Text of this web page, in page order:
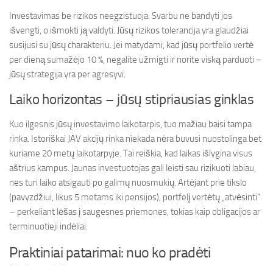
Investavimas be rizikos neegzistuoja. Svarbu ne bandyti jos
išvengti, o išmokti ją valdyti. Jūsų rizikos tolerancija yra glaudžiai
susijusi su jūsų charakteriu. Jei matydami, kad jūsų portfelio vertė
per dieną sumažėjo 10 %, negalite užmigti ir norite viską parduoti –
jūsų strategija yra per agresyvi.
Laiko horizontas – jūsų stipriausias ginklas
Kuo ilgesnis jūsų investavimo laikotarpis, tuo mažiau baisi tampa
rinka. Istoriškai JAV akcijų rinka niekada nėra buvusi nuostolinga bet
kuriame 20 metų laikotarpyje. Tai reiškia, kad laikas išlygina visus
aštrius kampus. Jaunas investuotojas gali leisti sau rizikuoti labiau,
nes turi laiko atsigauti po galimų nuosmukių. Artėjant prie tikslo
(pavyzdžiui, likus 5 metams iki pensijos), portfelį vertėtų „atvėsinti“
– perkeliant lėšas į saugesnes priemones, tokias kaip obligacijos ar
terminuotieji indėliai.
Praktiniai patarimai: nuo ko pradėti